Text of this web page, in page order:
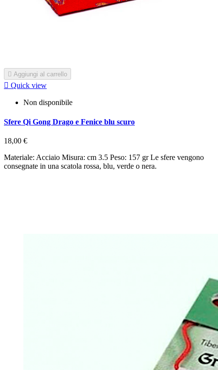
 Aggiungi al carrello
 Quick view
Non disponibile
Sfere Qi Gong Drago e Fenice blu scuro
18,00 €
Materiale: Acciaio Misura: cm 3.5 Peso: 157 gr Le sfere vengono
consegnate in una scatola rossa, blu, verde o nera.